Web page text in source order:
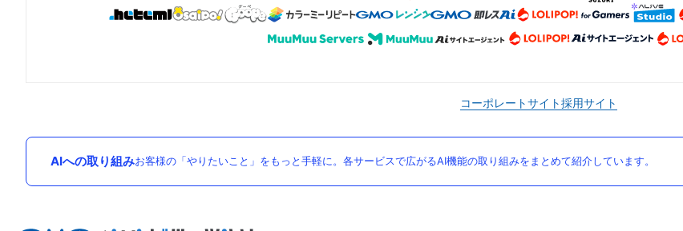
コーポレートサイト採用サイト
AIへの取り組みお客様の「やりたいこと」をもっと手軽に。各サービスで広がるAI機能の取り組みをまとめて紹介しています。